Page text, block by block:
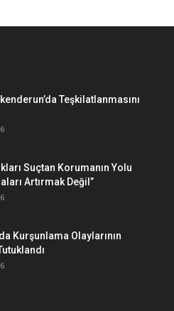
Teşkilatlanmasını
Suçtan Korumanın Yolu
Artırmak Değil”
Kurşunlama Olaylarının